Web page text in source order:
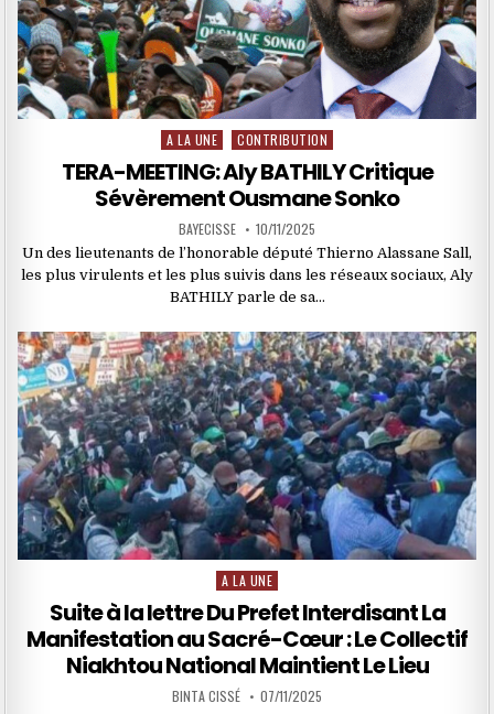
Posted
in
A LA UNE CONTRIBUTION
TERA-MEETING: Aly BATHILY Critique
Sévèrement Ousmane Sonko
BAYECISSE 10/11/2025
Un des lieutenants de l’honorable député Thierno Alassane Sall,
les plus virulents et les plus suivis dans les réseaux sociaux, Aly
BATHILY parle de sa…
Posted
in
A LA UNE
Suite à la lettre Du Prefet Interdisant La
Manifestation au Sacré-Cœur : Le Collectif
Niakhtou National Maintient Le Lieu
BINTA CISSÉ 07/11/2025